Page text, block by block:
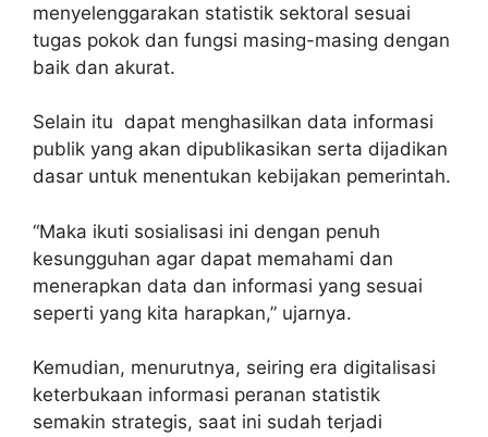
menyelenggarakan statistik sektoral sesuai
tugas pokok dan fungsi masing-masing dengan
baik dan akurat.
Selain itu dapat menghasilkan data informasi
publik yang akan dipublikasikan serta dijadikan
dasar untuk menentukan kebijakan pemerintah.
“Maka ikuti sosialisasi ini dengan penuh
kesungguhan agar dapat memahami dan
menerapkan data dan informasi yang sesuai
seperti yang kita harapkan,” ujarnya.
Kemudian, menurutnya, seiring era digitalisasi
keterbukaan informasi peranan statistik
semakin strategis, saat ini sudah terjadi